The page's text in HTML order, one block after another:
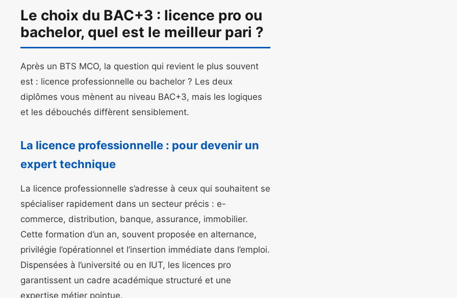
Le choix du BAC+3 : licence pro ou
bachelor, quel est le meilleur pari ?
Après un BTS MCO, la question qui revient le plus souvent
est : licence professionnelle ou bachelor ? Les deux
diplômes vous mènent au niveau BAC+3, mais les logiques
et les débouchés diffèrent sensiblement.
La licence professionnelle : pour devenir un
expert technique
La licence professionnelle s’adresse à ceux qui souhaitent se
spécialiser rapidement dans un secteur précis : e-
commerce, distribution, banque, assurance, immobilier.
Cette formation d’un an, souvent proposée en alternance,
privilégie l’opérationnel et l’insertion immédiate dans l’emploi.
Dispensées à l’université ou en IUT, les licences pro
garantissent un cadre académique structuré et une
expertise métier pointue.